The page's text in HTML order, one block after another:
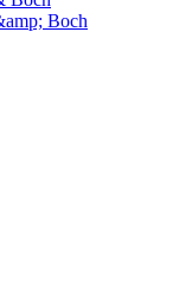
Boch